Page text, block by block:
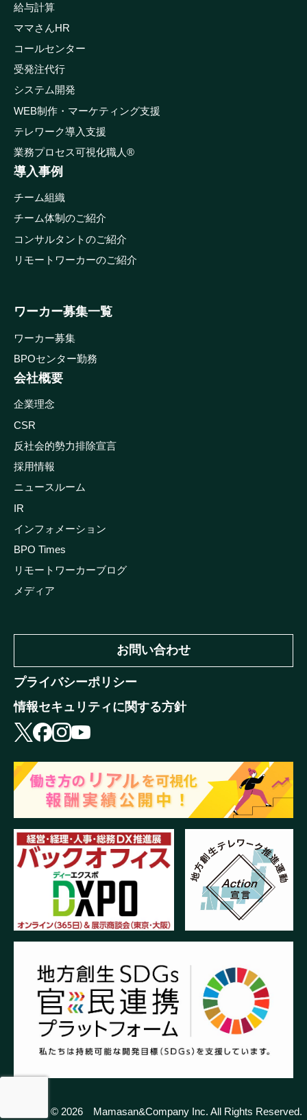
給与計算
ママさんHR
コールセンター
受発注代行
システム開発
WEB制作・マーケティング支援
テレワーク導入支援
業務プロセス可視化職人®
導入事例
チーム組織
チーム体制のご紹介
コンサルタントのご紹介
リモートワーカーのご紹介
ワーカー募集一覧
ワーカー募集
BPOセンター勤務
会社概要
企業理念
CSR
反社会的勢力排除宣言
採用情報
ニュースルーム
IR
インフォメーション
BPO Times
リモートワーカーブログ
メディア
お問い合わせ
プライバシーポリシー
情報セキュリティに関する方針
X facebookinstagram
Copyright © 2026 Mamasan&Company Inc. All Rights Reserved.